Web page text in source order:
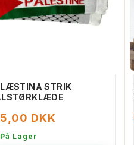
STRIK
DKK
På Lager